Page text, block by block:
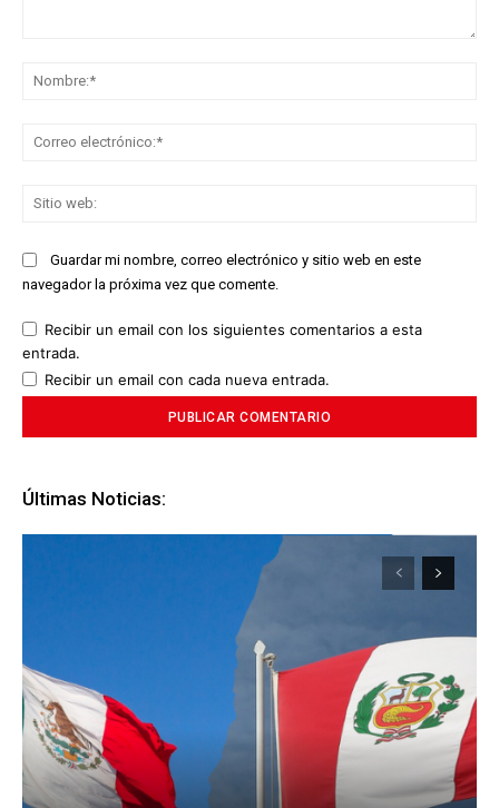
Guardar mi nombre, correo electrónico y sitio web en este
navegador la próxima vez que comente.
Recibir un email con los siguientes comentarios a esta
entrada.
Recibir un email con cada nueva entrada.
Últimas Noticias: